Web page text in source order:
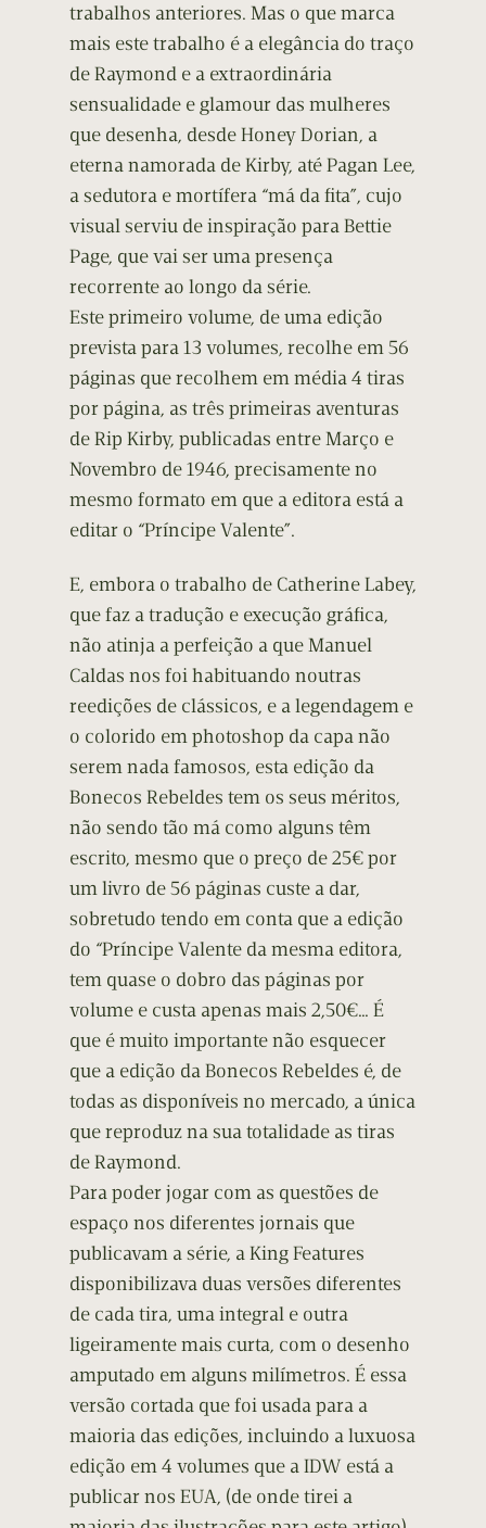
trabalhos anteriores. Mas o que marca
mais este trabalho é a elegância do traço
de Raymond e a extraordinária
sensualidade e glamour das mulheres
que desenha, desde Honey Dorian, a
eterna namorada de Kirby, até Pagan Lee,
a sedutora e mortífera “má da fita”, cujo
visual serviu de inspiração para Bettie
Page, que vai ser uma presença
recorrente ao longo da série.
Este primeiro volume, de uma edição
prevista para 13 volumes, recolhe em 56
páginas que recolhem em média 4 tiras
por página, as três primeiras aventuras
de Rip Kirby, publicadas entre Março e
Novembro de 1946, precisamente no
mesmo formato em que a editora está a
editar o “Príncipe Valente”.
E, embora o trabalho de Catherine Labey,
que faz a tradução e execução gráfica,
não atinja a perfeição a que Manuel
Caldas nos foi habituando noutras
reedições de clássicos, e a legendagem e
o colorido em photoshop da capa não
serem nada famosos, esta edição da
Bonecos Rebeldes tem os seus méritos,
não sendo tão má como alguns têm
escrito, mesmo que o preço de 25€ por
um livro de 56 páginas custe a dar,
sobretudo tendo em conta que a edição
do “Príncipe Valente da mesma editora,
tem quase o dobro das páginas por
volume e custa apenas mais 2,50€… É
que é muito importante não esquecer
que a edição da Bonecos Rebeldes é, de
todas as disponíveis no mercado, a única
que reproduz na sua totalidade as tiras
de Raymond.
Para poder jogar com as questões de
espaço nos diferentes jornais que
publicavam a série, a King Features
disponibilizava duas versões diferentes
de cada tira, uma integral e outra
ligeiramente mais curta, com o desenho
amputado em alguns milímetros. É essa
versão cortada que foi usada para a
maioria das edições, incluindo a luxuosa
edição em 4 volumes que a IDW está a
publicar nos EUA, (de onde tirei a